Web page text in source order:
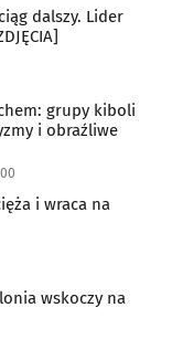
dalszy. Lider
grupy kiboli
i obraźliwe
i wraca na
wskoczy na